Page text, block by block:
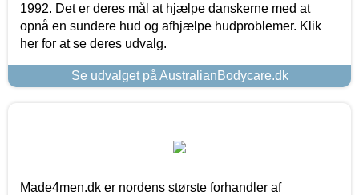
1992. Det er deres mål at hjælpe danskerne med at
opnå en sundere hud og afhjælpe hudproblemer. Klik
her for at se deres udvalg.
Se udvalget på AustralianBodycare.dk
Made4men.dk er nordens største forhandler af